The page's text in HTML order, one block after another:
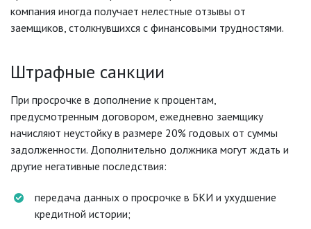
компания иногда получает нелестные отзывы от
заемщиков, столкнувшихся с финансовыми трудностями.
Штрафные санкции
При просрочке в дополнение к процентам,
предусмотренным договором, ежедневно заемщику
начисляют неустойку в размере 20% годовых от суммы
задолженности. Дополнительно должника могут ждать и
другие негативные последствия:
передача данных о просрочке в БКИ и ухудшение
кредитной истории;